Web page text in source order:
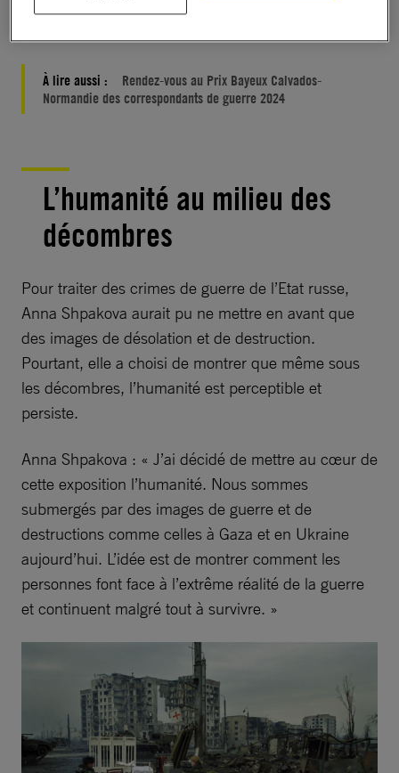
sur la manière dont elles révèlent la Russie
À lire aussi :
Rendez-vous au Prix Bayeux Calvados-
Normandie des correspondants de guerre 2024
L’humanité au milieu des
décombres
Pour traiter des crimes de guerre de l’Etat russe,
Anna Shpakova aurait pu ne mettre en avant que
des images de désolation et de destruction.
Pourtant, elle a choisi de montrer que même sous
les décombres, l’humanité est perceptible et
persiste.
Anna Shpakova : « J’ai décidé de mettre au cœur de
cette exposition l’humanité. Nous sommes
submergés par des images de guerre et de
destructions comme celles à Gaza et en Ukraine
aujourd’hui. L’idée est de montrer comment les
personnes font face à l’extrême réalité de la guerre
et continuent malgré tout à survivre. »